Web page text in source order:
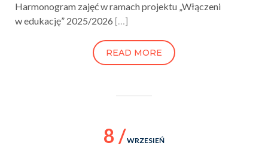
Harmonogram zajęć w ramach projektu „Włączeni
w edukację” 2025/2026 […]
READ MORE
8 /WRZESIEŃ